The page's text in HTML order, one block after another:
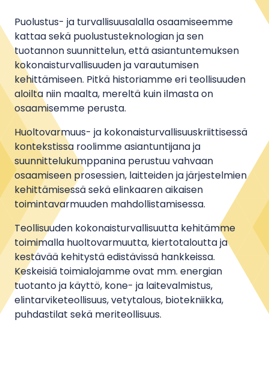
Puolustus- ja turvallisuusalalla osaamiseemme
kattaa sekä puolustusteknologian ja sen
tuotannon suunnittelun, että asiantuntemuksen
kokonaisturvallisuuden ja varautumisen
kehittämiseen. Pitkä historiamme eri teollisuuden
aloilta niin maalta, mereltä kuin ilmasta on
osaamisemme perusta.
Huoltovarmuus- ja kokonaisturvallisuuskriittisessä
kontekstissa roolimme asiantuntijana ja
suunnittelukumppanina perustuu vahvaan
osaamiseen prosessien, laitteiden ja järjestelmien
kehittämisessä sekä elinkaaren aikaisen
toimintavarmuuden mahdollistamisessa.
Teollisuuden kokonaisturvallisuutta kehitämme
toimimalla huoltovarmuutta, kiertotaloutta ja
kestävää kehitystä edistävissä hankkeissa.
Keskeisiä toimialojamme ovat mm. energian
tuotanto ja käyttö, kone- ja laitevalmistus,
elintarviketeollisuus, vetytalous, biotekniikka,
puhdastilat sekä meriteollisuus.